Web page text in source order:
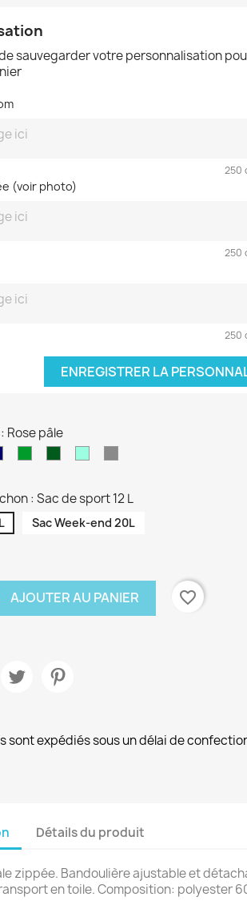
sauvegarder votre personnalisation
250
(voir photo)
250
250
ENREGISTRER LA
Rose pâle
: Sac de sport 12 L
Sac Week-end 20L
AJOUTER AU PANIER
favorite_border
sont expédiés sous un délai de
Détails du produit
zippée. Bandoulière ajustable et
en toile. Composition: polyester